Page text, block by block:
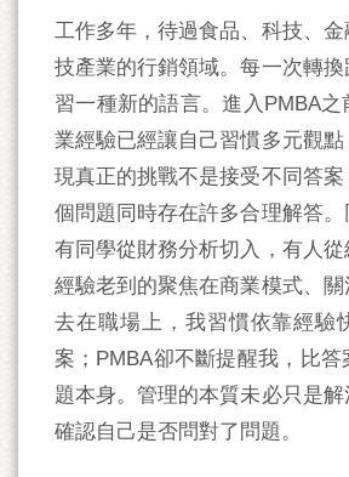
工作多年，待過食品、科技、
技產業的行銷領域。每一次轉
習一種新的語言。進入PMBA
業經驗已經讓自己習慣多元觀
現真正的挑戰不是接受不同答
個問題同時存在許多合理解答。
有同學從財務分析切入，有人從
經驗老到的聚焦在商業模式、
去在職場上，我習慣依靠經驗
案；PMBA卻不斷提醒我，比答
題本身。管理的本質未必只是
確認自己是否問對了問題。